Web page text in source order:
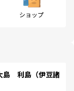
ショップ
利島（伊豆諸